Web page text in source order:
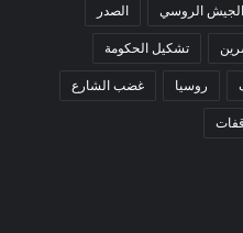
الجيش الروسي الصدر
تشكيل الحكومة
روسيا غضب الشارع